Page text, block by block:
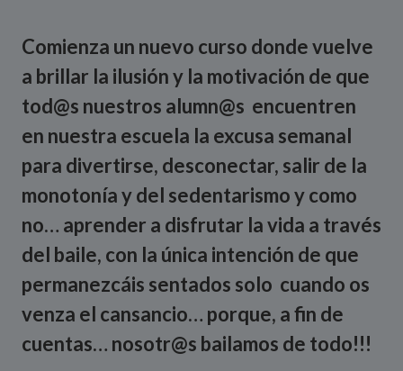
Comienza un nuevo curso donde vuelve
a brillar la ilusión y la motivación de que
tod@s nuestros alumn@s encuentren
en nuestra escuela la excusa semanal
para divertirse, desconectar, salir de la
monotonía y del sedentarismo y como
no… aprender a disfrutar la vida a través
del baile, con la única intención de que
permanezcáis sentados solo cuando os
venza el cansancio… porque, a fin de
cuentas… nosotr@s bailamos de todo!!!